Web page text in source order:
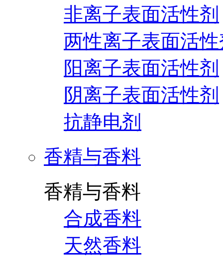
非离子表面活性剂
两性离子表面活
阳离子表面活性剂
阴离子表面活性剂
抗静电剂
香精与香料
香精与香料
合成香料
天然香料